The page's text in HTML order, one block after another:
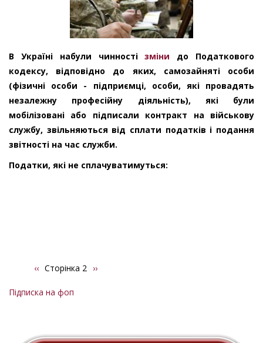
В Україні набули чинностізміни до Податкового
кодексу, відповідно до яких, самозайняті особи
(фізичні особи - підприємці, особи, які провадять
незалежну професійну діяльність), які були
мобілізовані або підписали контракт на військову
службу, звільняються від сплати податків і подання
звітності на час служби.
Податки, які не сплачуватимуться:
Розбивка
сторінки
Попередня
‹‹ Сторінка 2 Наступна
››
Підписка на фоп